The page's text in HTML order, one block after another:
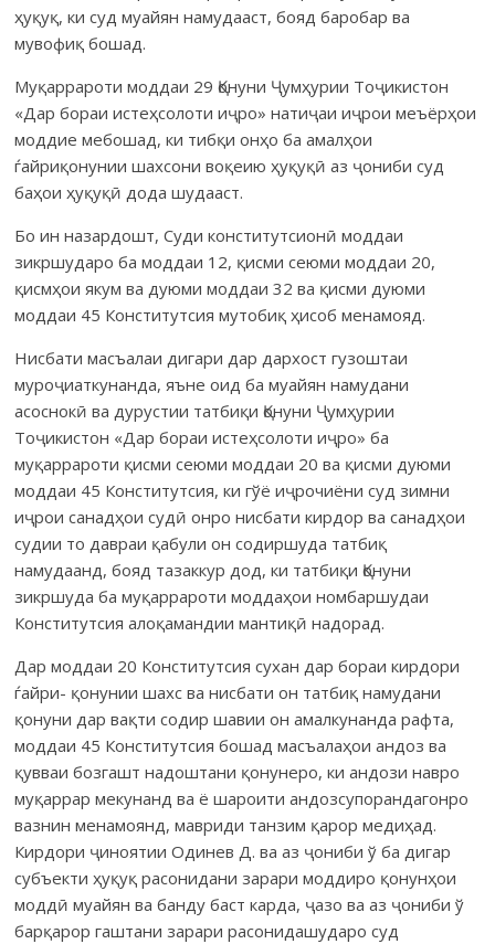
ҳуқуқ, ки суд муайян намудааст, бояд баробар ва
мувофиқ бошад.
Муқаррароти моддаи 29 Қонуни Ҷумҳурии Тоҷикистон
«Дар бораи истеҳсолоти иҷро» натиҷаи иҷрои меъёрҳои
моддие мебошад, ки тибқи онҳо ба амалҳои
ѓайриқонунии шахсони воқеию ҳуқуқӣ аз ҷониби суд
баҳои ҳуқуқӣ дода шудааст.
Бо ин назардошт, Суди конститутсионӣ моддаи
зикршударо ба моддаи 12, қисми сеюми моддаи 20,
қисмҳои якум ва дуюми моддаи 32 ва қисми дуюми
моддаи 45 Конститутсия мутобиқ ҳисоб менамояд.
Нисбати масъалаи дигари дар дархост гузоштаи
муроҷиаткунанда, яъне оид ба муайян намудани
асоснокӣ ва дурустии татбиқи Қонуни Ҷумҳурии
Тоҷикистон «Дар бораи истеҳсолоти иҷро» ба
муқаррароти қисми сеюми моддаи 20 ва қисми дуюми
моддаи 45 Конститутсия, ки гўё иҷрочиёни суд зимни
иҷрои санадҳои судӣ онро нисбати кирдор ва санадҳои
судии то давраи қабули он содиршуда татбиқ
намудаанд, бояд тазаккур дод, ки татбиқи Қонуни
зикршуда ба муқаррароти моддаҳои номбаршудаи
Конститутсия алоқамандии мантиқӣ надорад.
Дар моддаи 20 Конститутсия сухан дар бораи кирдори
ѓайри- қонунии шахс ва нисбати он татбиқ намудани
қонуни дар вақти содир шавии он амалкунанда рафта,
моддаи 45 Конститутсия бошад масъалаҳои андоз ва
қувваи бозгашт надоштани қонунеро, ки андози навро
муқаррар мекунанд ва ё шароити андозсупорандагонро
вазнин менамоянд, мавриди танзим қарор медиҳад.
Кирдори ҷиноятии Одинев Д. ва аз ҷониби ў ба дигар
субъекти ҳуқуқ расонидани зарари моддиро қонунҳои
моддӣ муайян ва банду баст карда, ҷазо ва аз ҷониби ў
барқарор гаштани зарари расонидашударо суд